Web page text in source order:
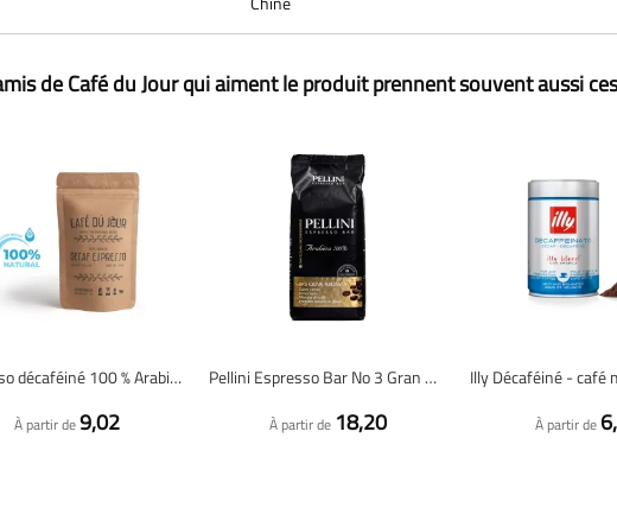
de Café du Jour qui aiment le produit prennent souvent aussi
Espresso décaféiné 100 % Arabica - café en grains fraîchement torréfié
À partir de9,02
Pellini Espresso Bar No 3 Gran Aroma - café en grains - 1 kilo
À partir de 18,20 À partir de